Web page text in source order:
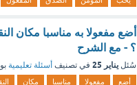
أضع مفعولا به مناسبا مكان
؟ - مع الشرح
سُئل يناير 25 في تصنيف أسئلة تعليمية
أضع مفعولا مناسبا مكان